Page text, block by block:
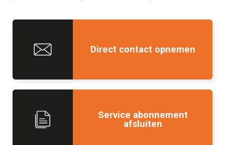
Direct contact opnemen
Service abonnement
afsluiten